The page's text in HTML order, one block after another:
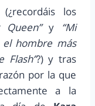
los
y “Mi
hombre más
Flash”?) y tras
por la que
a la